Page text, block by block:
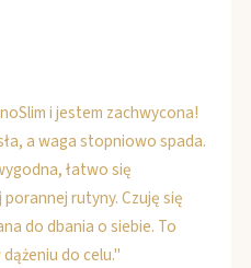
i jestem zachwycona!
a waga stopniowo spada.
łatwo się
rutyny. Czuję się
do dbania o siebie. To
do celu."